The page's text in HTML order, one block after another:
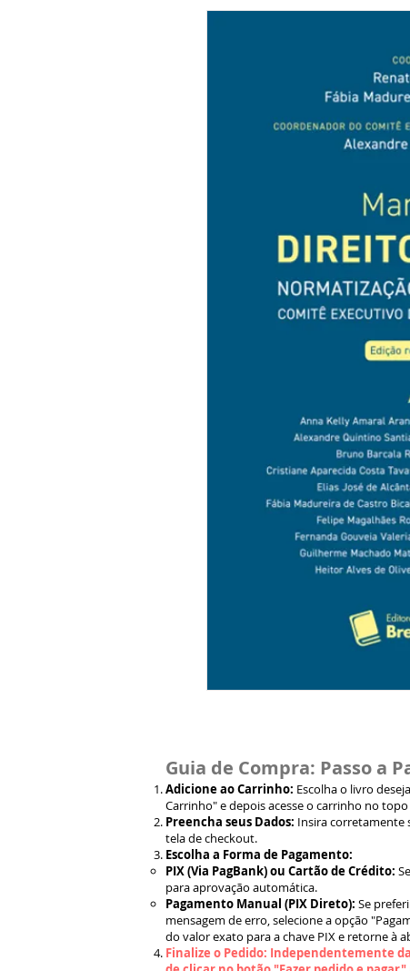
Guia de Compra: Passo a
Adicione ao Carrinho: Escolha o livro
Carrinho" e depois acesse o carrinho no
Preencha seus Dados: Insira corretamente
tela de checkout.
Escolha a Forma de Pagamento:
PIX (Via PagBank) ou Cartão de Crédito:
para aprovação automática.
Pagamento Manual (PIX Direto): Se
mensagem de erro, selecione a opção
do valor exato para a chave PIX e retorne à
Finalize o Pedido: Independentemente